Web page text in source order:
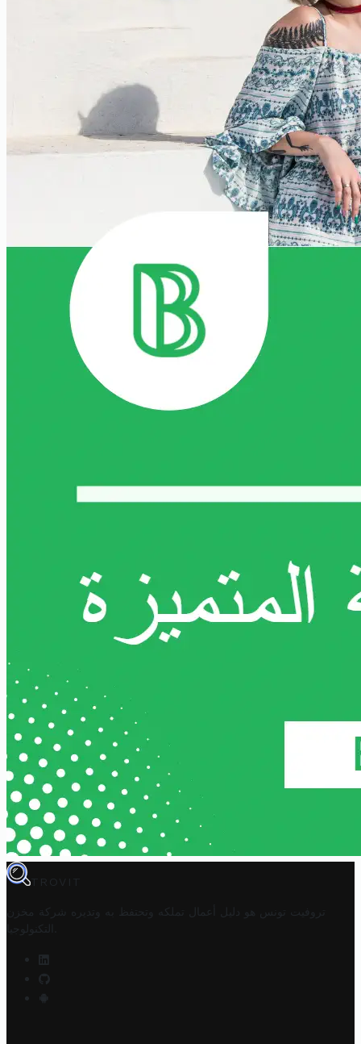
TROVIT
تروفيت تونس هو دليل أعمال تملكه وتحتفظ به وتديره
شركة مخزن
التكنولوجيا